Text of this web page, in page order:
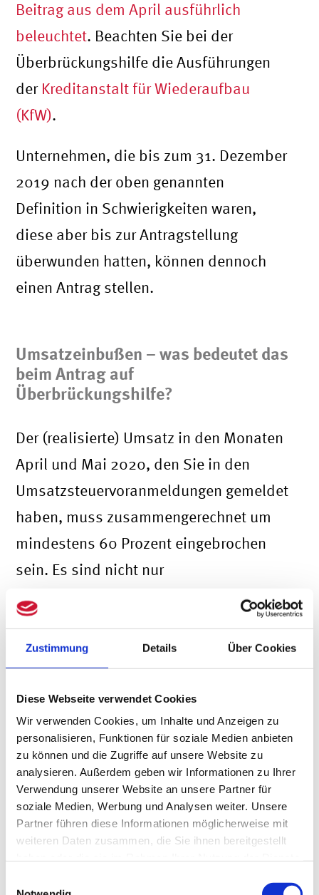
Zustimmung Details Über Cookies
Diese Webseite verwendet Cookies
Wir verwenden Cookies, um Inhalte und Anzeigen zu
personalisieren, Funktionen für soziale Medien anbieten
zu können und die Zugriffe auf unsere Website zu
analysieren. Außerdem geben wir Informationen zu Ihrer
Verwendung unserer Website an unsere Partner für
soziale Medien, Werbung und Analysen weiter. Unsere
Partner führen diese Informationen möglicherweise mit
weiteren Daten zusammen, die Sie ihnen bereitgestellt
Beitrag aus dem April ausführlich
beleuchtet. Beachten Sie bei der
Überbrückungshilfe die Ausführungen
der Kreditanstalt für Wiederaufbau
(KfW).
Unternehmen, die bis zum 31. Dezember
2019 nach der oben genannten
Definition in Schwierigkeiten waren,
diese aber bis zur Antragstellung
überwunden hatten, können dennoch
einen Antrag stellen.
Umsatzeinbußen – was bedeutet das
beim Antrag auf
Überbrückungshilfe?
Der (realisierte) Umsatz in den Monaten
April und Mai 2020, den Sie in den
Umsatzsteuervoranmeldungen gemeldet
haben, muss zusammengerechnet um
mindestens 60 Prozent eingebrochen
sein. Es sind nicht nur
umsatzsteuerpflichtige Umsätze zu
betrachten, sondern auch
umsatzsteuerfreie und grundsätzlich
auch nicht umsatzsteuerbare Umsätze.
Als Vergleichsbasis dienen die
Vorjahresmonate, kumuliert für April und
Mai 2019. Die Umsatzeinbrüche in der
Zeit nach Mai 2020 wirken sich bei der
Bestimmung des vorgesehenen
monatlichen Fördersatzes aus.